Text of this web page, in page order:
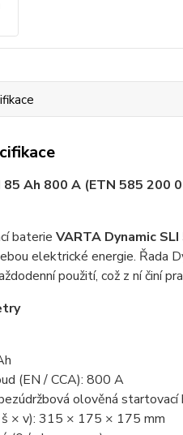
85 Ah 800 A (ETN 585 200
baterie VARTA Dynamic
elektrické energie. Řada
použití, což z ní činí
(EN / CCA): 800 A
olověná startovací
× v): 315 × 175 × 175 mm